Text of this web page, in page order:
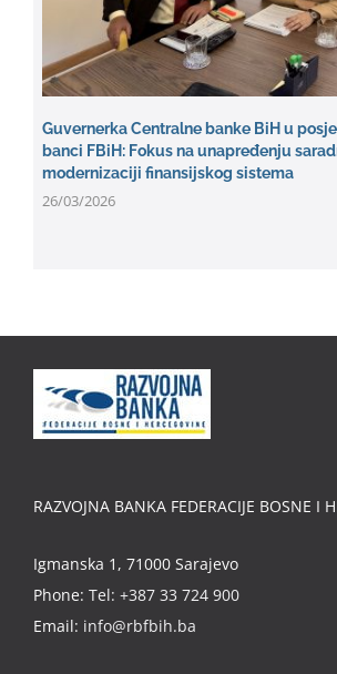
Guvernerka Centralne banke BiH u
banci FBiH: Fokus na unapređenju
modernizaciji finansijskog sistema
26/03/2026
RAZVOJNA BANKA FEDERACIJE BOSNE I
Igmanska 1, 71000 Sarajevo
Phone: Tel: +387 33 724 900
Email: info@rbfbih.ba